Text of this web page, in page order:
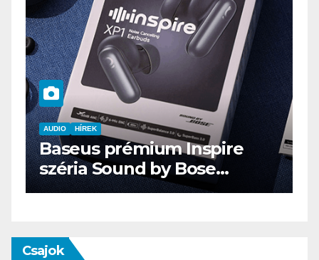
AUDIO IT MŰSZAKI
ENDORFY VIRO Plus USB
Csajok